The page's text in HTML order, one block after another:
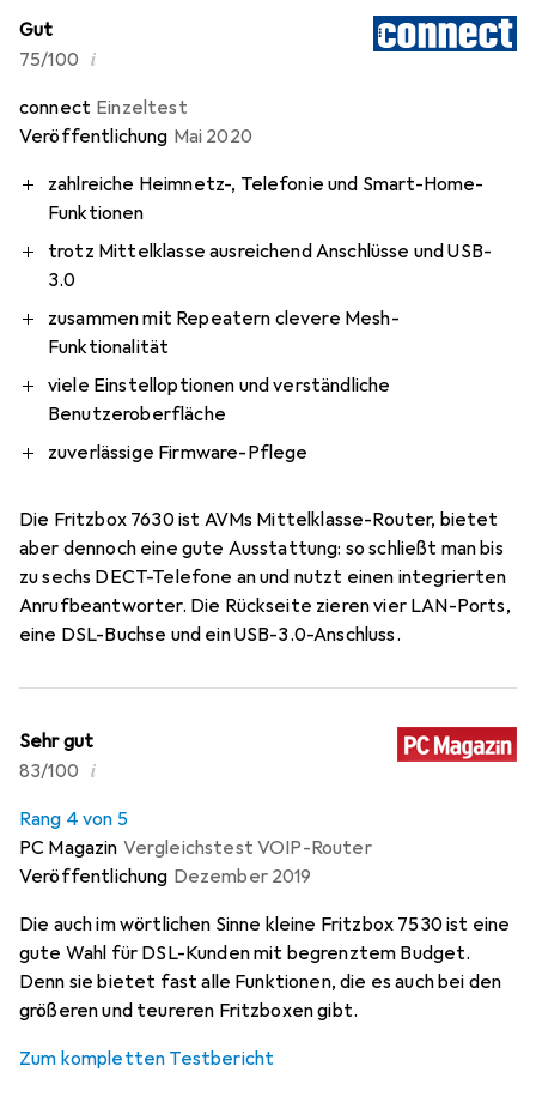
Gut
75/100 i
connect Einzeltest
Veröffentlichung Mai 2020
zahlreiche Heimnetz-, Telefonie und Smart-Home-
Funktionen
trotz Mittelklasse ausreichend Anschlüsse und USB-
3.0
zusammen mit Repeatern clevere Mesh-
Funktionalität
viele Einstelloptionen und verständliche
Benutzeroberfläche
zuverlässige Firmware-Pflege
Die Fritzbox 7630 ist AVMs Mittelklasse-Router, bietet
aber dennoch eine gute Ausstattung: so schließt man bis
zu sechs DECT-Telefone an und nutzt einen integrierten
Anrufbeantworter. Die Rückseite zieren vier LAN-Ports,
eine DSL-Buchse und ein USB-3.0-Anschluss.
Sehr gut
83/100 i
Rang 4 von 5
PC Magazin Vergleichstest VOIP-Router
Veröffentlichung Dezember 2019
Die auch im wörtlichen Sinne kleine Fritzbox 7530 ist eine
gute Wahl für DSL-Kunden mit begrenztem Budget.
Denn sie bietet fast alle Funktionen, die es auch bei den
größeren und teureren Fritzboxen gibt.
Zum kompletten Testbericht